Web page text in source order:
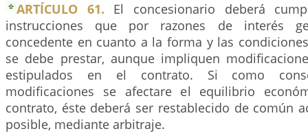
ARTÍCULO 61. El concesionario deberá
instrucciones que por razones de interés
concedente en cuanto a la forma y las
se debe prestar, aunque impliquen
estipulados en el contrato. Si como
modificaciones se afectare el equilibrio
contrato, éste deberá ser restablecido de común
posible, mediante arbitraje.